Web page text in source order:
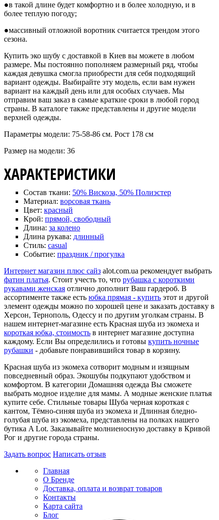
●в такой длине будет комфортно и в более холодную, и в
более теплую погоду;
●массивный отложной воротник считается трендом этого
сезона.
Купить эко шубу с доставкой в Киев вы можете в любом
размере. Мы постоянно пополняем размерный ряд, чтобы
каждая девушка смогла приобрести для себя подходящий
вариант одежды. Выбирайте эту модель, если вам нужен
вариант на каждый день или для особых случаев. Мы
отправим ваш заказ в самые краткие сроки в любой город
страны. В каталоге также представлены и другие модели
верхней одежды.
Параметры модели: 75-58-86 см. Рост 178 см
Размер на модели: 36
ХАРАКТЕРИСТИКИ
Состав ткани: 50% Вискоза, 50% Полиэстер
Материал: ворсовая ткань
Цвет: красный
Крой: прямой, свободный
Длина: за колено
Длина рукава: длинный
Стиль: casual
Событие: праздник / прогулка
Интернет магазин плюс сайз alot.com.ua рекомендует выбрать
фатин платья. Стоит учесть то, что рубашка с короткими
рукавами женская отлично дополнит Ваш гардероб. В
ассортименте также есть юбка прямая - купить этот и другой
элемент одежды можно по хорошей цене и заказать доставку в
Херсон, Тернополь, Одессу и по другим уголкам страны. В
нашем интернет-магазине есть Красная шуба из экомеха и
короткая юбка, стоимость в интернет магазине доступна
каждому. Если Вы определились и готовы купить ночные
рубашки - добавьте понравившийся товар в корзину.
Красная шуба из экомеха сотворит модным и изящным
повседневный образ. Экошубы подкупают удобством и
комфортом. В категории Домашняя одежда Вы сможете
выбрать модное изделие для мамы. А модные женские платья
купите себе. Стильные товары Шуба черная короткая с
кантом, Тёмно-синяя шуба из экомеха и Длинная бледно-
голубая шуба из экомеха, представлены на полках нашего
бутика A Lot. Заказывайте молниеносную доставку в Кривой
Рог и другие города страны.
Задать вопрос Написать отзыв
Главная
О Бренде
Доставка, оплата и возврат товаров
Контакты
Карта сайта
Блог